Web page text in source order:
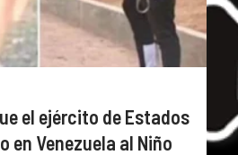
el ejército de Estados
en Venezuela al Niño